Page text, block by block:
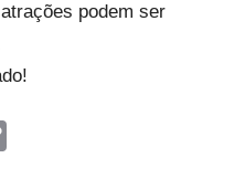
podem ser